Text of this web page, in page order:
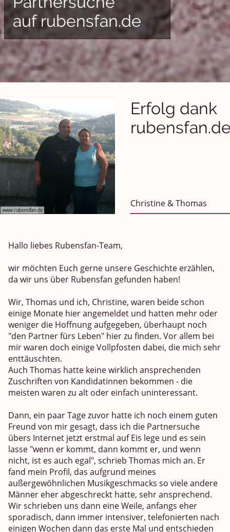
auf rubensfan.de
Erfolg dank
Christine & Thomas
Hallo liebes Rubensfan-Team,
wir möchten Euch gerne unsere Geschichte erzählen,
da wir uns über Rubensfan gefunden haben!
Wir, Thomas und ich, Christine, waren beide schon
einige Monate hier angemeldet und hatten mehr oder
weniger die Hoffnung aufgegeben, überhaupt noch
"den Partner fürs Leben" hier zu finden. Vor allem bei
mir waren doch einige Vollpfosten dabei, die mich sehr
enttäuschten.
Auch Thomas hatte keine wirklich ansprechenden
Zuschriften von Kandidatinnen bekommen - die
meisten waren zu alt oder einfach uninteressant.
Dann, ein paar Tage zuvor hatte ich noch einem guten
Freund von mir gesagt, dass ich die Partnersuche
übers Internet jetzt erstmal auf Eis lege und es sein
lasse "wenn er kommt, dann kommt er, und wenn
nicht, ist es auch egal", schrieb Thomas mich an. Er
fand mein Profil, das aufgrund meines
außergewöhnlichen Musikgeschmacks so viele andere
Männer eher abgeschreckt hatte, sehr ansprechend.
Wir schrieben uns dann eine Weile, anfangs eher
sporadisch, dann immer intensiver, telefonierten nach
einigen Wochen dann das erste Mal und entschieden